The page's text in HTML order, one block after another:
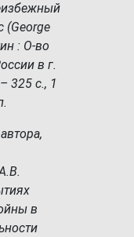
(George
: О-во
в г.
325 с., 1
в